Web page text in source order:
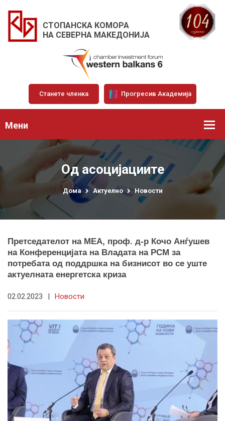
СТОПАНСКА КОМОРА
НА СЕВЕРНА МАКЕДОНИЈА
Станете членка Прогресив Академија
Мени
Од асоцијациите
Дома Актуелно Новости
Претседателот на МЕА, проф. д-р Кочо Анѓушев
на Конференцијата на Владата на РСМ за
потребата од поддршка на бизнисот во се уште
актуелната енергетска криза
02.02.2023 | Новости